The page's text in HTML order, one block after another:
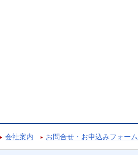
会社案内 お問合せ・お申込みフォーム